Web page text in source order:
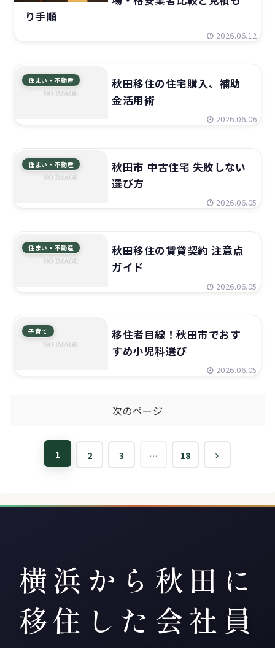
り手順
2026.06.12
住まい・不動産
秋田移住の住宅購入、補助
金活用術
2026.06.06
住まい・不動産
秋田市 中古住宅 失敗しない
選び方
2026.06.05
住まい・不動産
秋田移住の賃貸契約 注意点
ガイド
2026.06.05
子育て
移住者目線！秋田市でおす
すめ小児科選び
2026.06.05
次のページ
1 2 3 … 18
横浜から秋田に
移住した会社員